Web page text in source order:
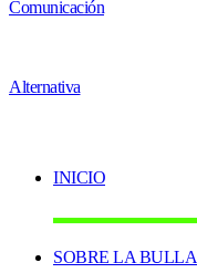
INICIO
SOBRE LA BULLA